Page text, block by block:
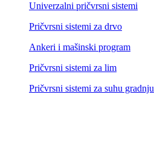
Univerzalni pričvrsni sistemi
Pričvrsni sistemi za drvo
Ankeri i mašinski program
Pričvrsni sistemi za lim
Pričvrsni sistemi za suhu gradnju